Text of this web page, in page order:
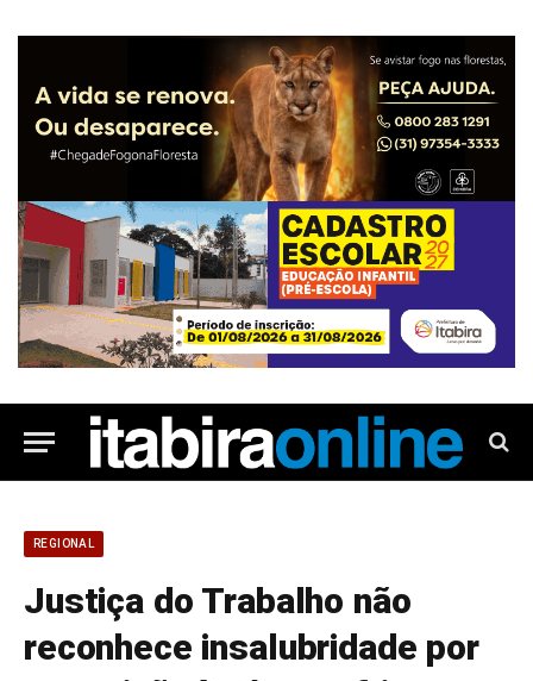
REGIONAL
Justiça do Trabalho não
reconhece insalubridade por